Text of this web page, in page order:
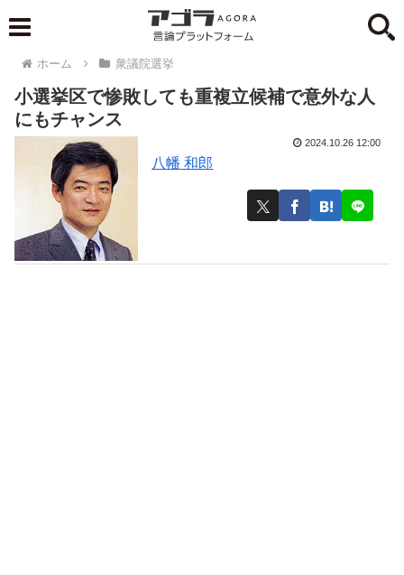
ホーム 衆議院選挙
小選挙区で惨敗しても重複立候補で意外な人
にもチャンス
八幡 和郎
2024.10.26 12:00